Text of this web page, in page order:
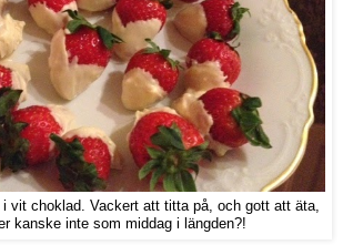
i vit choklad. Vackert att titta på, och gott att äta,
kanske inte som middag i längden?!